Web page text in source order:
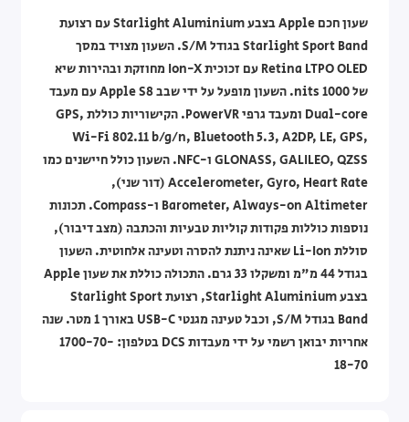
שעון חכם Apple בצבע Starlight Aluminium עם רצועת
Starlight Sport Band בגודל S/M. השעון מצויד במסך
Retina LTPO OLED עם זכוכית Ion-X מחוזקת ובהירות שיא
של 1000 nits. השעון מופעל על ידי שבב Apple S8 עם מעבד
Dual-core ומעבד גרפי PowerVR. הקישוריות כוללת GPS,
Wi-Fi 802.11 b/g/n, Bluetooth 5.3, A2DP, LE, GPS,
GLONASS, GALILEO, QZSS ו-NFC. השעון כולל חיישנים כמו
Accelerometer, Gyro, Heart Rate (דור שני),
Barometer, Always-on Altimeter ו-Compass. תכונות
נוספות כוללות פקודות קוליות טבעיות והכתבה (מצב דיבור),
סוללת Li-Ion שאינה ניתנת להסרה וטעינה אלחוטית. השעון
בגודל 44 מ"מ ומשקלו 33 גרם. התכולה כוללת את שעון Apple
בצבע Starlight Aluminium, רצועת Starlight Sport
Band בגודל S/M, וכבל טעינה מגנטי USB-C באורך 1 מטר. שנה
אחריות יבואן רשמי על ידי מעבדות DCS בטלפון: 1700-70-
18-70